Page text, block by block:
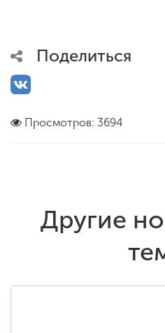
Поделиться
Просмотров: 3694
Другие